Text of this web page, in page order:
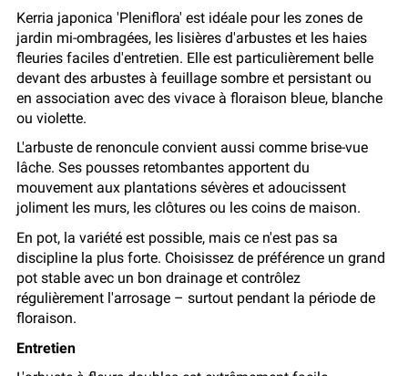
Kerria japonica 'Pleniflora' est idéale pour les zones de
jardin mi-ombragées, les lisières d'arbustes et les haies
fleuries faciles d'entretien. Elle est particulièrement belle
devant des arbustes à feuillage sombre et persistant ou
en association avec des vivace à floraison bleue, blanche
ou violette.
L'arbuste de renoncule convient aussi comme brise-vue
lâche. Ses pousses retombantes apportent du
mouvement aux plantations sévères et adoucissent
joliment les murs, les clôtures ou les coins de maison.
En pot, la variété est possible, mais ce n'est pas sa
discipline la plus forte. Choisissez de préférence un grand
pot stable avec un bon drainage et contrôlez
régulièrement l'arrosage – surtout pendant la période de
floraison.
Entretien